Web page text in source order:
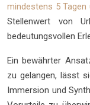
mindestens 5 Tagen
Stellenwert von
bedeutungsvollen
Ein bewährter
zu gelangen, lässt
Immersion und